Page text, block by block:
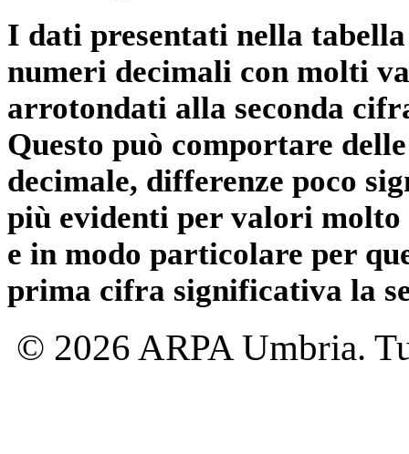
I dati presentati nella
numeri decimali con molti
arrotondati alla seconda
Questo può comportare
decimale, differenze poco
più evidenti per valori
e in modo particolare per
prima cifra significativa la
© 2026 ARPA Umbria.